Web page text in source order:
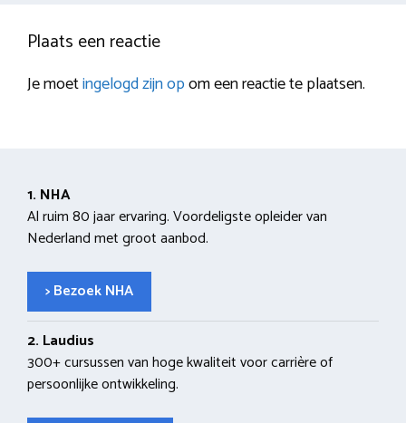
Plaats een reactie
Je moetingelogd zijn opom een reactie te plaatsen.
1. NHA
Al ruim 80 jaar ervaring. Voordeligste opleider van
Nederland met groot aanbod.
> Bezoek NHA
2. Laudius
300+ cursussen van hoge kwaliteit voor carrière of
persoonlijke ontwikkeling.